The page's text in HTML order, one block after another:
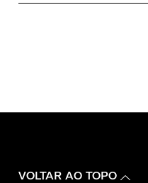
VOLTAR AO TOPO